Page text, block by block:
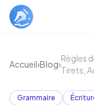
Accueil›Blog›
Règles
Tirets,
Grammaire